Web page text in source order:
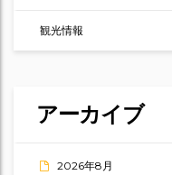
観光情報
アーカイブ
2026年8月